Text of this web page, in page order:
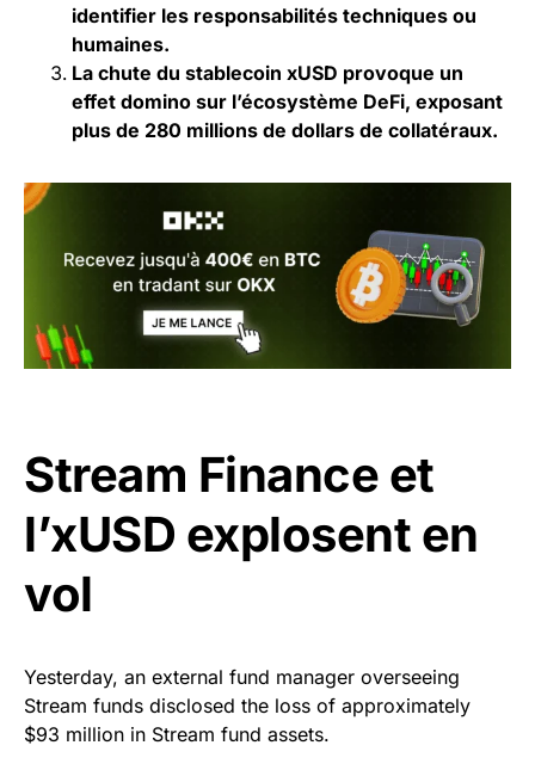
identifier les responsabilités techniques ou
humaines.
La chute du stablecoin xUSD provoque un
effet domino sur l’écosystème DeFi, exposant
plus de 280 millions de dollars de collatéraux.
Stream Finance et
l’xUSD explosent en
vol
Yesterday, an external fund manager overseeing
Stream funds disclosed the loss of approximately
$93 million in Stream fund assets.